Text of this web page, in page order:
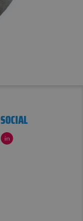
SOCIAL
C